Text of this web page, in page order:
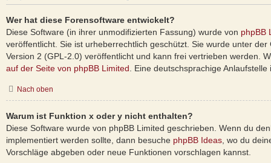
Wer hat diese Forensoftware entwickelt?
Diese Software (in ihrer unmodifizierten Fassung) wurde von phpBB
veröffentlicht. Sie ist urheberrechtlich geschützt. Sie wurde unter der
Version 2 (GPL-2.0) veröffentlicht und kann frei vertrieben werden.
auf der Seite von phpBB Limited . Eine deutschsprachige
Nach oben
Warum ist Funktion x oder y nicht enthalten?
Diese Software wurde von phpBB Limited geschrieben. Wenn du
implementiert werden sollte, dann besuche phpBB Ideas, wo du
Vorschläge abgeben oder neue Funktionen vorschlagen kannst.